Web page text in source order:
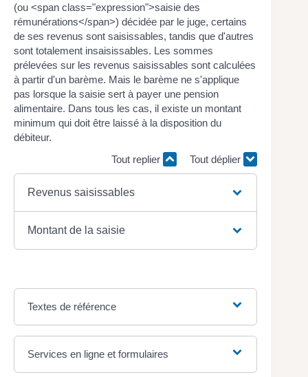
(ou <span class="expression">saisie des
rémunérations</span>) décidée par le juge, certains
de ses revenus sont saisissables, tandis que d'autres
sont totalement insaisissables. Les sommes
prélevées sur les revenus saisissables sont calculées
à partir d'un barème. Mais le barème ne s'applique
pas lorsque la saisie sert à payer une pension
alimentaire. Dans tous les cas, il existe un montant
minimum qui doit être laissé à la disposition du
débiteur.
Tout replier
Tout déplier
Revenus saisissables
Montant de la saisie
Textes de référence
Services en ligne et formulaires